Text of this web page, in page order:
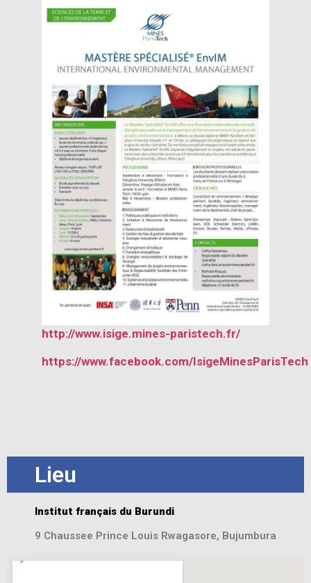
http://www.isige.mines-paristech.fr/
https://www.facebook.com/IsigeMinesParisTech
Lieu
Institut français du Burundi
9 Chaussee Prince Louis Rwagasore, Bujumbura